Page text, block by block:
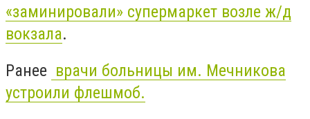
«заминировали» супермаркет возле ж/д
вокзала.
Ранее врачи больницы им. Мечникова
устроили флешмоб.